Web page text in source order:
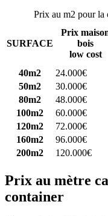
Prix au m2 pour la
SURFACE
Prix
bois
low cost
40m2
24.000€
50m2
30.000€
80m2
48.000€
100m2
60.000€
120m2
72.000€
160m2
96.000€
200m2
120.000€
Prix au mètre
container